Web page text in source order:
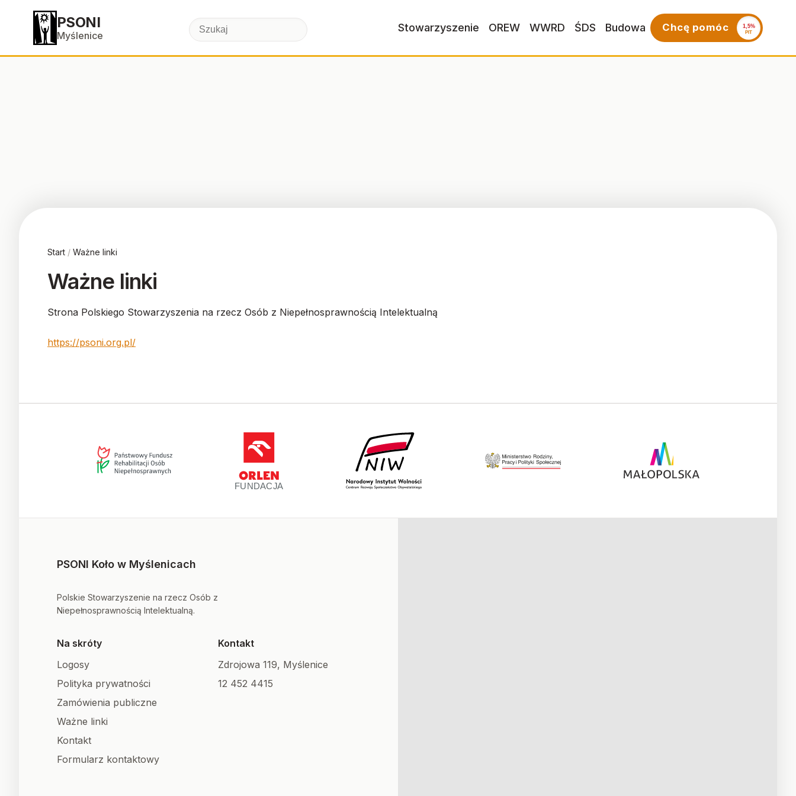
PSONI
Myślenice
Chcę pomóc 1,5%
PIT
Stowarzyszenie OREW WWRD ŚDS Budowa
Start / Ważne linki
Ważne linki
Strona Polskiego Stowarzyszenia na rzecz Osób z Niepełnosprawnością Intelektualną
https://psoni.org.pl/
PSONI Koło w Myślenicach
Polskie Stowarzyszenie na rzecz Osób z
Niepełnosprawnością Intelektualną.
Na skróty
Logosy
Polityka prywatności
Zamówienia publiczne
Ważne linki
Kontakt
Formularz kontaktowy
Kontakt
Zdrojowa 119, Myślenice
12 452 4415